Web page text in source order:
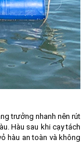
trưởng nhanh nên rút
Hàu sau khi cạy tách
hàu an toàn và không